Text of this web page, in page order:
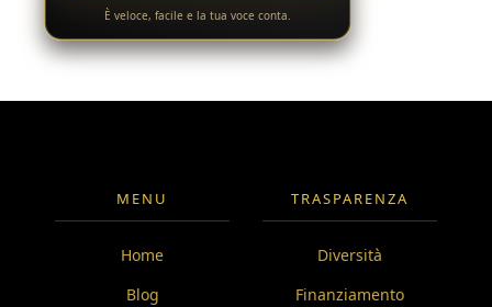
È veloce, facile e la tua voce conta.
MENU
Home
Blog
TRASPARENZA
Diversità
Finanziamento